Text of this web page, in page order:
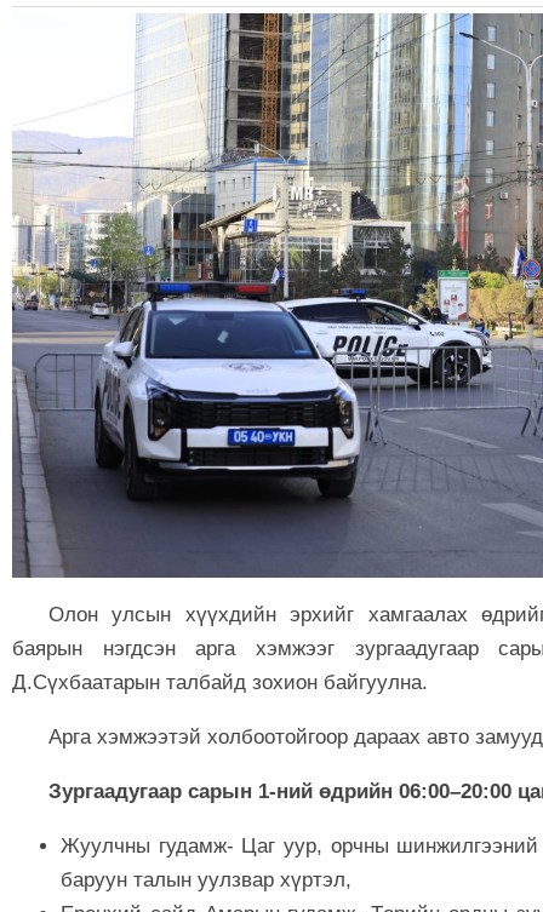
Олон улсын хүүхдийн эрхийг хамгаалах
баярын нэгдсэн арга хэмжээг зургаадугаар
Д.Сүхбаатарын талбайд зохион байгуулна.
Арга хэмжээтэй холбоотойгоор дараах авто
Зургаадугаар сарын 1-ний өдрийн 06:00–20:00
Жуулчны гудамж- Цаг уур, орчны шинжилгээний
баруун талын уулзвар хүртэл,